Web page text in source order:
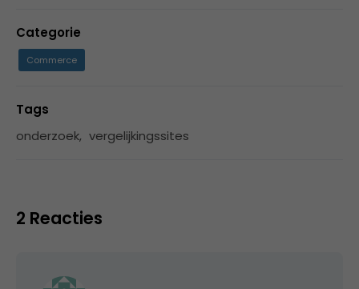
Categorie
Commerce
Tags
onderzoek, vergelijkingssites
2 Reacties